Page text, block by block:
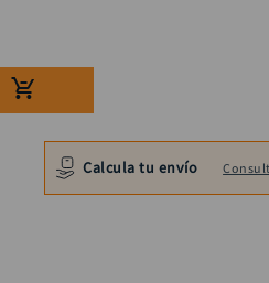
Calcula tu envío